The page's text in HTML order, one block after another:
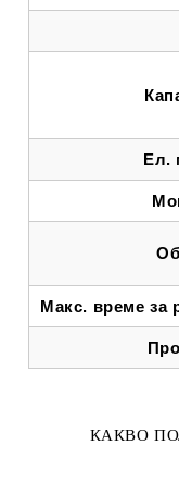
Ел.
Макс. време за
КАКВО